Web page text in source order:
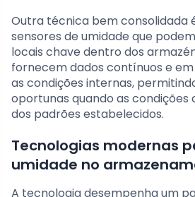
Outra técnica bem consolidada
sensores de umidade que
locais chave dentro dos
fornecem dados contínuos e
as condições internas,
oportunas quando as
dos padrões estabelecidos.
Tecnologias modernas
umidade no
A tecnologia desempenha um